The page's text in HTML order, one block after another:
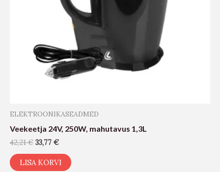
ELEKTROONIKASEADMED
Veekeetja 24V, 250W, mahutavus 1,3L
42,21€ 33,77 €
LISA KORVI